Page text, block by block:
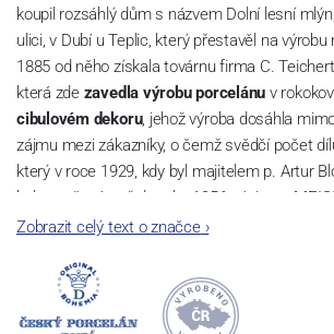
koupil rozsáhlý dům s názvem Dolní lesní
ulici, v Dubí u Teplic, který přestavěl na výrobu
1885 od něho získala továrnu firma C.
která zdezavedla výrobu porcelánu v
cibulovém dekoru, jehož výroba dosáhla
zájmu mezi zákazníky, o čemž svědčí počet
který v roce 1929, kdy byl majitelem p. Artur
byl označován až do roku 1956 nápisem
rámečku.
Dnes, kdy čtete tento úvod, nese firma název
počet jeho dílů v cibulovém provedení je 850
jsou garantovány Asociací sklářského a
Zobrazit celý text o značce›